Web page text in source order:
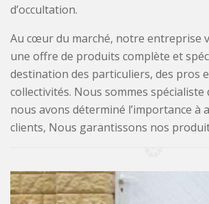
d’occultation.
Au cœur du marché, notre entreprise
une offre de produits complète et
destination des particuliers, des pros
collectivités. Nous sommes spécialiste
nous avons déterminé l’importance à
clients, Nous garantissons nos